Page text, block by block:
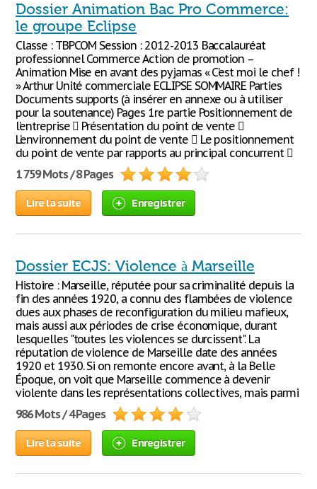
Dossier Animation Bac Pro Commerce:
le groupe Eclipse
Classe : TBPCOM Session : 2012-2013 Baccalauréat
professionnel Commerce Action de promotion –
Animation Mise en avant des pyjamas « C’est moi le chef !
» Arthur Unité commerciale ECLIPSE SOMMAIRE Parties
Documents supports (à insérer en annexe ou à utiliser
pour la soutenance) Pages 1re partie Positionnement de
l’entreprise  Présentation du point de vente 
L’environnement du point de vente  Le positionnement
du point de vente par rapports au principal concurrent 
1 759 Mots / 8 Pages
Lire la suite Enregistrer
Dossier ECJS: Violence à Marseille
Histoire : Marseille, réputée pour sa criminalité depuis la
fin des années 1920, a connu des flambées de violence
dues aux phases de reconfiguration du milieu mafieux,
mais aussi aux périodes de crise économique, durant
lesquelles "toutes les violences se durcissent". La
réputation de violence de Marseille date des années
1920 et 1930. Si on remonte encore avant, à la Belle
Époque, on voit que Marseille commence à devenir
violente dans les représentations collectives, mais parmi
986 Mots / 4 Pages
Lire la suite Enregistrer